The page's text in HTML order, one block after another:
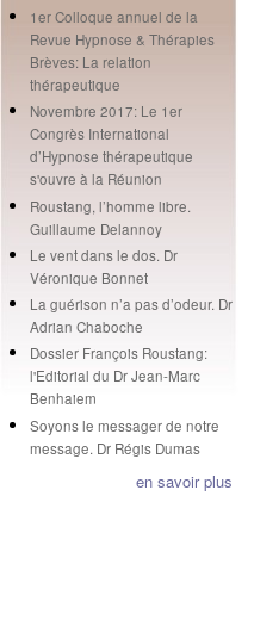
1er Colloque annuel de la
Revue Hypnose & Thérapies
Brèves: La relation
thérapeutique
Novembre 2017: Le 1er
Congrès International
d’Hypnose thérapeutique
s'ouvre à la Réunion
Roustang, l’homme libre.
Guillaume Delannoy
Le vent dans le dos. Dr
Véronique Bonnet
La guérison n’a pas d’odeur. Dr
Adrian Chaboche
Dossier François Roustang:
l'Editorial du Dr Jean-Marc
Benhaiem
Soyons le messager de notre
message. Dr Régis Dumas
en savoir plus